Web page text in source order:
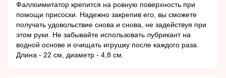
Фаллоимитатор крепится на ровную поверхность при
помощи присоски. Надежно закрепив его, вы сможете
получать удовольствие снова и снова, не задействуя при
этом руки. Не забывайте использовать лубрикант на
водной основе и очищать игрушку после каждого раза.
Длина - 22 см, диаметр - 4,8 см.